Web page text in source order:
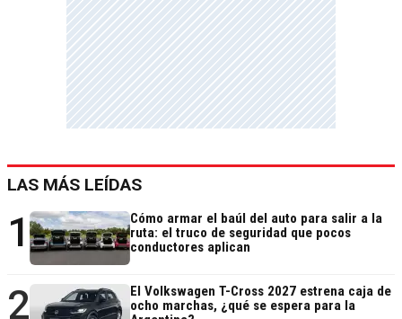
LAS MÁS LEÍDAS
1
Cómo armar el baúl del auto para salir a la
ruta: el truco de seguridad que pocos
conductores aplican
2
El Volkswagen T-Cross 2027 estrena caja de
ocho marchas, ¿qué se espera para la